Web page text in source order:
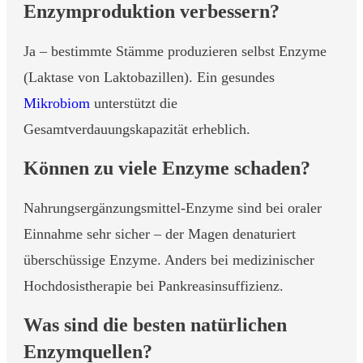
Enzymproduktion verbessern?
Ja – bestimmte Stämme produzieren selbst Enzyme
(Laktase von Laktobazillen). Ein gesundes
Mikrobiom unterstützt die
Gesamtverdauungskapazität erheblich.
Können zu viele Enzyme schaden?
Nahrungsergänzungsmittel-Enzyme sind bei oraler
Einnahme sehr sicher – der Magen denaturiert
überschüssige Enzyme. Anders bei medizinischer
Hochdosistherapie bei Pankreasinsuffizienz.
Was sind die besten natürlichen
Enzymquellen?